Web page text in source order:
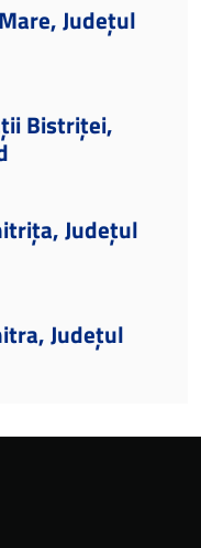
Județul
Bistriței,
Județul
Județul